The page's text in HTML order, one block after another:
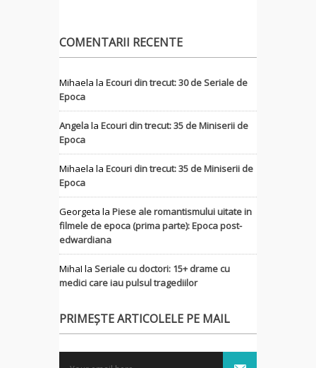
COMENTARII RECENTE
Mihaela la Ecouri din trecut: 30 de Seriale de
Epoca
Angelala Ecouri din trecut: 35 de Miniserii de
Epoca
Mihaela la Ecouri din trecut: 35 de Miniserii de
Epoca
Georgeta la Piese ale romantismului uitate in
filmele de epoca (prima parte): Epoca post-
edwardiana
MihaI la Seriale cu doctori: 15+ drame cu
medici care iau pulsul tragediilor
PRIMEȘTE ARTICOLELE PE MAIL